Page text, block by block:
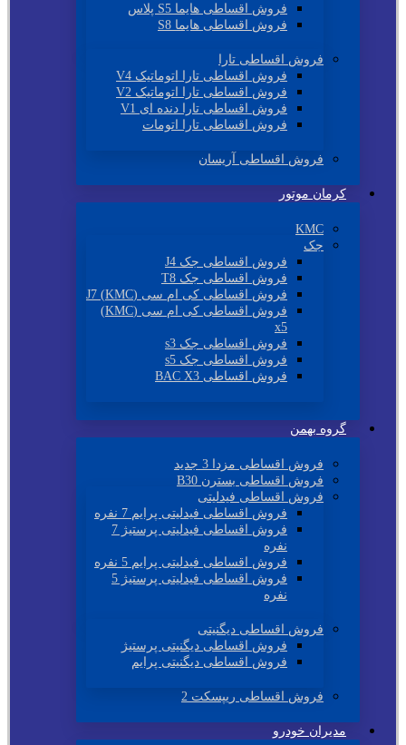
فروش اقساطی هایما S5 پلاس
فروش اقساطی هایما S8
فروش اقساطی تارا
فروش اقساطی تارا اتوماتیک V4
فروش اقساطی تارا اتوماتیک V2
فروش اقساطی تارا دنده ای V1
فروش اقساطی تارا اتومات
فروش اقساطی آریسان
کرمان موتور
KMC
جک
فروش اقساطی جک J4
فروش اقساطی جک T8
فروش اقساطی کی ام سی (KMC) J7
فروش اقساطی کی ام سی (KMC)
x5
فروش اقساطی جک s3
فروش اقساطی جک s5
فروش اقساطی BAC X3
گروه بهمن
فروش اقساطی مزدا 3 جدید
فروش اقساطی بسترن B30
فروش اقساطی فیدلیتی
فروش اقساطی فیدلیتی پرایم 7 نفره
فروش اقساطی فیدلیتی پرستیژ 7
نفره
فروش اقساطی فیدلیتی پرایم 5 نفره
فروش اقساطی فیدلیتی پرستیژ 5
نفره
فروش اقساطی دیگنیتی
فروش اقساطی دیگنیتی پرستیژ
فروش اقساطی دیگنیتی پرایم
فروش اقساطی ریپسکت 2
مدیران خودرو